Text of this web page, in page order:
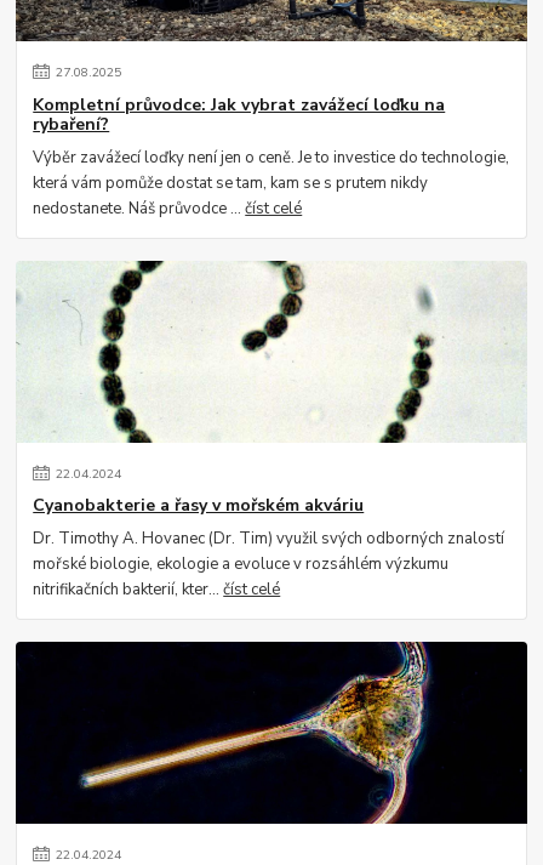
27.08.2025
Kompletní průvodce: Jak vybrat zavážecí loďku na
rybaření?
Výběr zavážecí loďky není jen o ceně. Je to investice do technologie,
která vám pomůže dostat se tam, kam se s prutem nikdy
nedostanete. Náš průvodce ...číst celé
22.04.2024
Cyanobakterie a řasy v mořském akváriu
Dr. Timothy A. Hovanec (Dr. Tim) využil svých odborných znalostí
mořské biologie, ekologie a evoluce v rozsáhlém výzkumu
nitrifikačních bakterií, kter...číst celé
22.04.2024